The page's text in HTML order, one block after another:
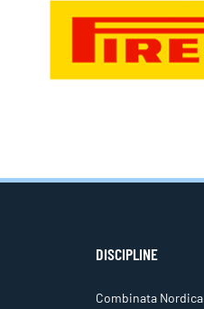
DISCIPLINE
Combinata Nordica